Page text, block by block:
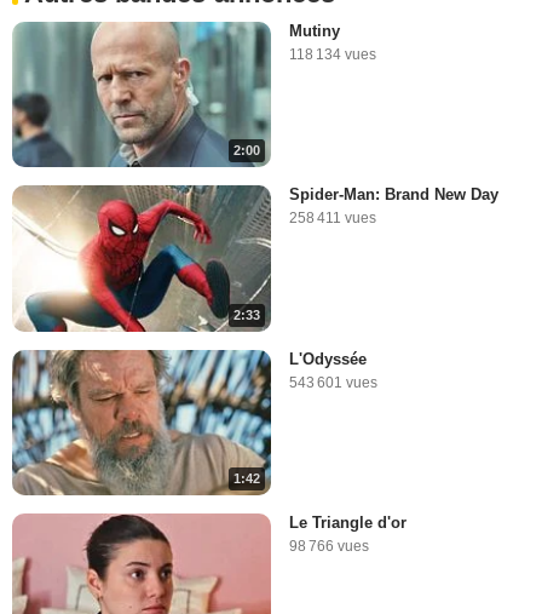
2:00
Mutiny
118 134 vues
2:33
Spider-Man: Brand New Day
258 411 vues
1:42
L'Odyssée
543 601 vues
Le Triangle d'or
98 766 vues